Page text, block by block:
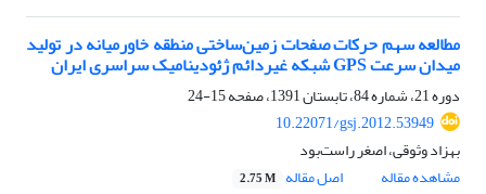
مطالعه سهم حرکات صفحات زمین‌ساختی منطقه خاورمیانه در تولید
میدان سرعت GPS شبکه غیردائم ژئودینامیک سراسری ایران
دوره 21، شماره 84، تابستان 1391، صفحه
15-24
10.22071/gsj.2012.53949
بهزاد وثوقی، اصغر راست‌بود
مشاهده مقاله
اصل مقاله 2.75 M